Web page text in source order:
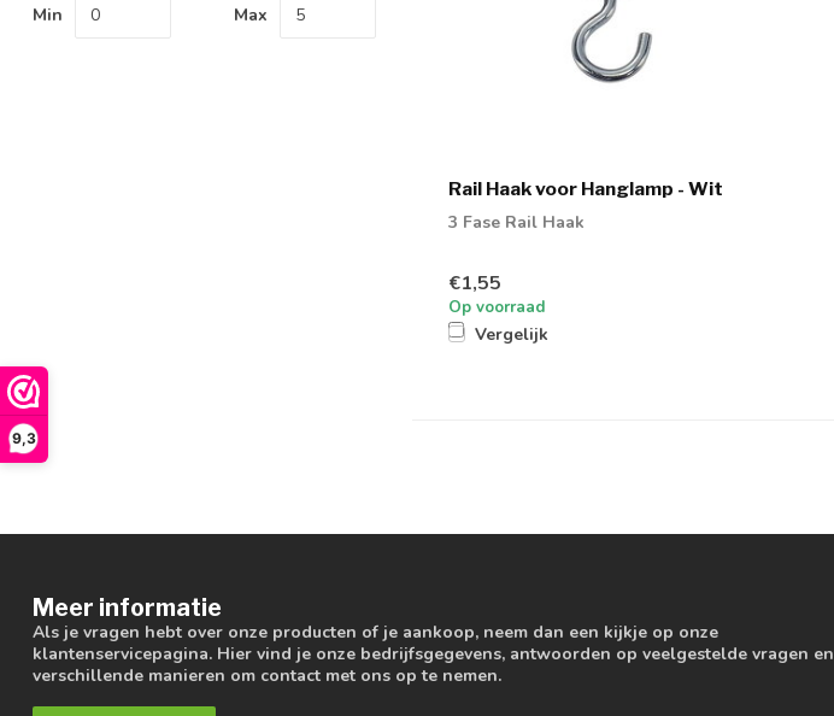
9,3
Min Max
Rail Haak voor Hanglamp - Wit
3 Fase Rail Haak
€1,55
Op voorraad
Vergelijk
Meer informatie
Als je vragen hebt over onze producten of je aankoop, neem dan een kijkje op onze
klantenservicepagina. Hier vind je onze bedrijfsgegevens, antwoorden op veelgestelde vragen en
verschillende manieren om contact met ons op te nemen.